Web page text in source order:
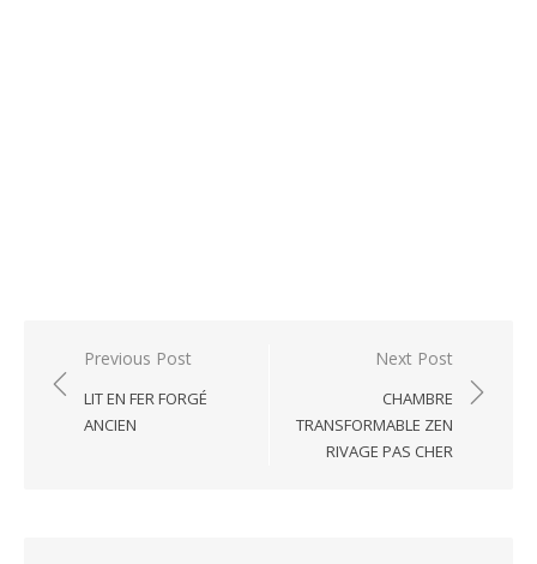
Post
navigation
Previous Post
LIT EN FER FORGÉ
ANCIEN
Next Post
CHAMBRE
TRANSFORMABLE ZEN
RIVAGE PAS CHER